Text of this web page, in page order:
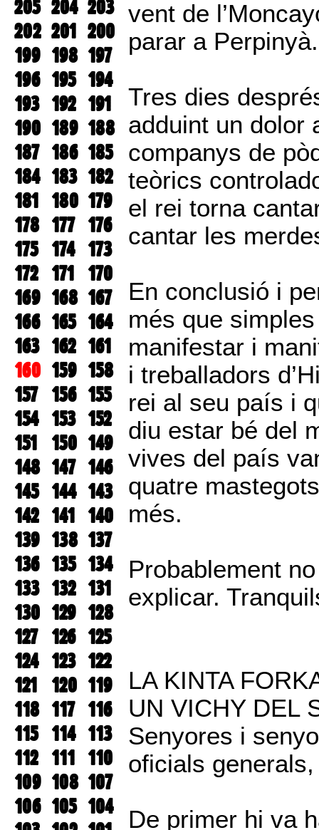
205 204 203
202 201 200
199 198 197
196 195 194
193 192 191
190 189 188
187 186 185
184 183 182
181 180 179
178 177 176
175 174 173
172 171 170
169 168 167
166 165 164
163 162 161
160 159 158
157 156 155
154 153 152
151
150 149
148 147 146
145 144 143
142 141 140
139 138 137
136 135 134
133 132 131
130 129 128
127 126 125
124 123 122
121
120 119
118 117 116
115 114 113
112 111 110
109 108 107
106 105 104
vent de
parar a Perpinyà.
Tres dies
adduint un dolor
companys de
teòrics
el rei torna
cantar les
En conclusió i
més que
manifestar i
i treballadors
rei al seu país i
diu estar bé del
vives del país
quatre
més.
Probablement
explicar.
LA KINTA
UN VICHY DEL
Senyores i
oficials
De primer hi va